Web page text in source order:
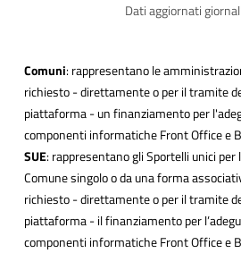
Dati aggiornati
Comuni: rappresentano le
richiesto - direttamente o per il tramite
piattaforma - un finanziamento per
componenti informatiche Front Office e
SUE: rappresentano gli Sportelli unici per
Comune singolo o da una forma
richiesto - direttamente o per il tramite
piattaforma - il finanziamento per
componenti informatiche Front Office e